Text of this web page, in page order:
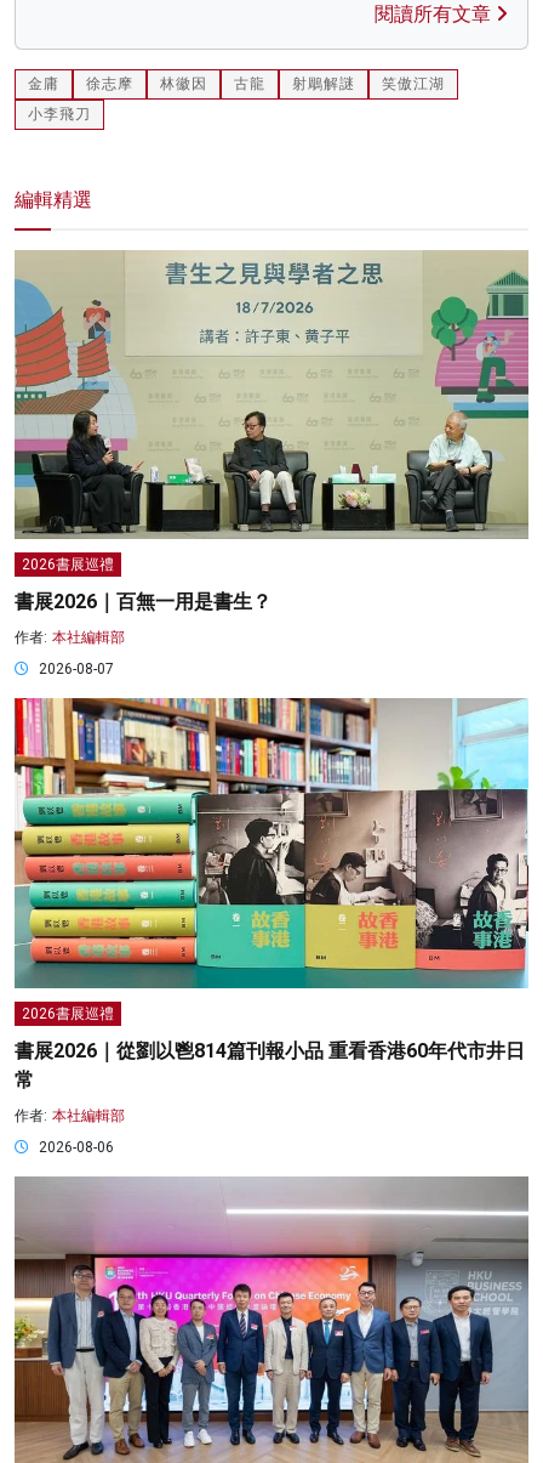
閱讀所有文章
金庸 徐志摩 林徽因 古龍 射鵰解謎
笑傲江湖
小李飛刀
編輯精選
2026書展巡禮
書展2026｜百無一用是書生？
作者: 本社編輯部
2026-08-07
2026書展巡禮
書展2026｜從劉以鬯814篇刊報小品 重看香港60年代市井日
常
作者: 本社編輯部
2026-08-06